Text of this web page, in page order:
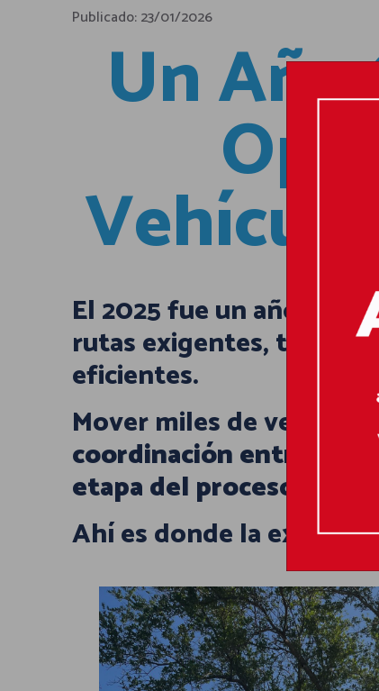
Publicado: 23/01/2026
Un Año
El 2025 fue un año de
rutas exigentes,
eficientes.
Mover miles de
coordinación entre
etapa del proceso
Ahí es donde la